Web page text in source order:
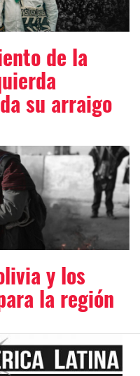
de la
su arraigo
y los
la región